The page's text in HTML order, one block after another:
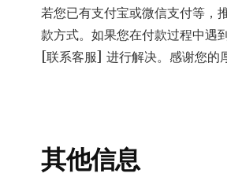
若您已有支付宝或微信支付等，
款方式。如果您在付款过程中遇
[联系客服] 进行解决。感谢您的
其他信息